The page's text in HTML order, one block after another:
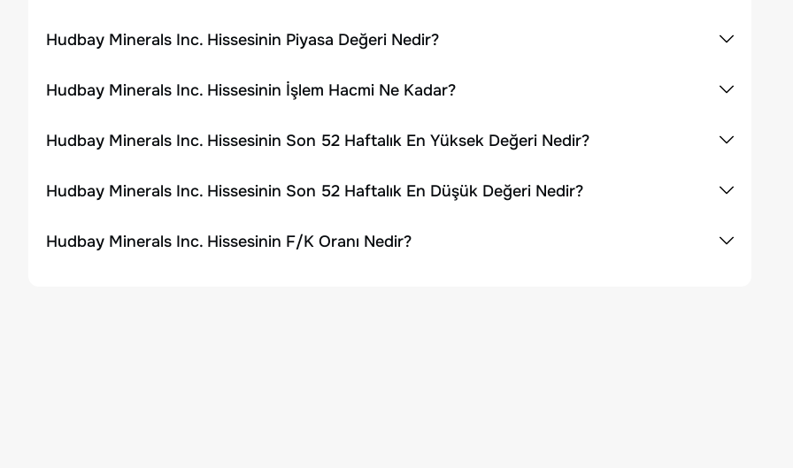
Hudbay Minerals Inc. Hissesinin Piyasa Değeri Nedir?
Hudbay Minerals Inc. Hissesinin İşlem Hacmi Ne Kadar?
Hudbay Minerals Inc. Hissesinin Son 52 Haftalık En Yüksek Değeri Nedir?
Hudbay Minerals Inc. Hissesinin Son 52 Haftalık En Düşük Değeri Nedir?
Hudbay Minerals Inc. Hissesinin F/K Oranı Nedir?